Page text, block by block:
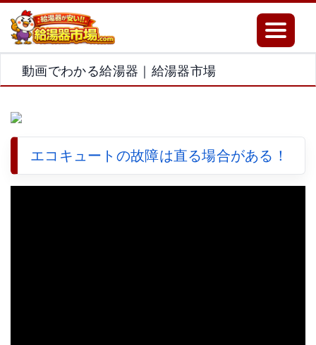
Toggle
動画でわかる給湯器｜給湯器市場
エコキュートの故障は直る場合がある！